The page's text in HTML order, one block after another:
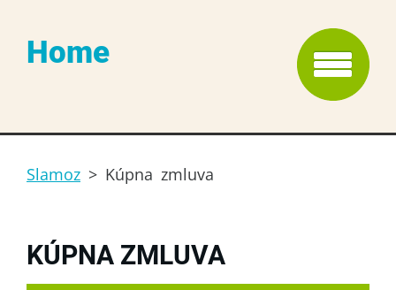
Home
Slamoz > Kúpna zmluva
KÚPNA ZMLUVA